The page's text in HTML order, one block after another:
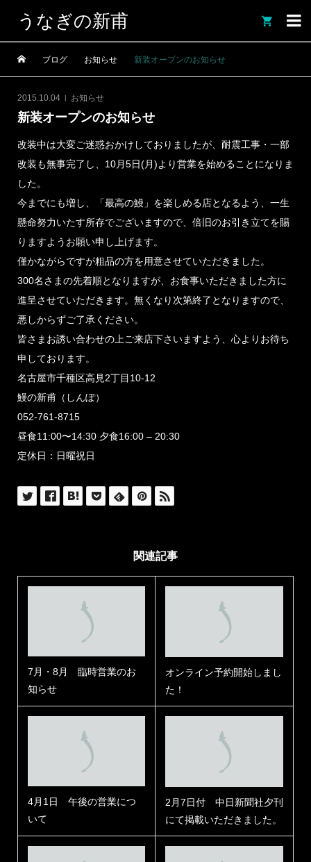
うなぎの新甫 
ブログ お知らせ 新装オープンのお知らせ
2015.10.04 お知らせ
新装オープンのお知らせ
改装中は大変ご迷惑おかけしておりましたが、耐震工事・一部
改装も無事完了し、10月5日(月)より営業を始めることになりま
した。
今までにも増し、「最高の鰻」を楽しめる店となるよう、一生
懸命努力いたす所存でございますので、倍旧のお引き立てを賜
りますようお願い申し上げます。
僅かながらですが粗品の方を用意させていただきました。
300名さまの先着順となりますが、お食事いただきました方に
進呈させていただきます。無くなり次第終了となりますので、
悪しからずご了承ください。
皆さまお誘い合わせの上ご来店下さいますよう、心よりお待ち
申しております。
名古屋市千種区高見2丁目10-12
鰻の新甫（しんぽ）
052-761-8715
昼食11:00〜14:30 夕食16:00 – 20:30
定休日：日曜祝日
関連記事
7月・8月 臨時営業のお
知らせ
オンライン予約開始しまし
た！
4月1日 午後の営業につ
いて
2月7日付 中日新聞社夕刊
にて掲載いただきました。